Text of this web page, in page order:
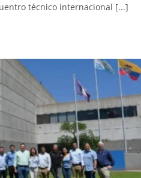
técnico internacional [...]